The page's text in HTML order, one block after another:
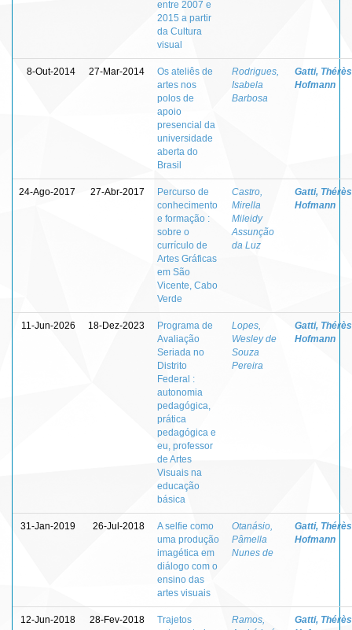
entre 2007 e
2015 a partir
da Cultura
visual
8-Out-2014 27-Mar-2014
Os ateliês de
artes nos
polos de
apoio
presencial da
universidade
aberta do
Brasil
Rodrigues,
Isabela
Barbosa
Gatti,
Hofmann
24-Ago-2017 27-Abr-2017
Percurso de
conhecimento
e formação :
sobre o
currículo de
Artes Gráficas
em São
Vicente, Cabo
Verde
Castro,
Mirella
Mileidy
Assunção
da Luz
Gatti,
Hofmann
11-Jun-2026 18-Dez-2023
Programa de
Avaliação
Seriada no
Distrito
Federal :
autonomia
pedagógica,
prática
pedagógica e
eu, professor
de Artes
Visuais na
educação
básica
Lopes,
Wesley de
Souza
Pereira
Gatti,
Hofmann
31-Jan-2019 26-Jul-2018
A selfie como
uma produção
imagética em
diálogo com o
ensino das
artes visuais
Otanásio,
Pâmella
Nunes de
Gatti,
Hofmann
12-Jun-2018 28-Fev-2018
Trajetos
Ramos,
Gatti,